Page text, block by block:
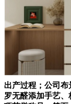
出产过程；公司
罗无醛添加手艺